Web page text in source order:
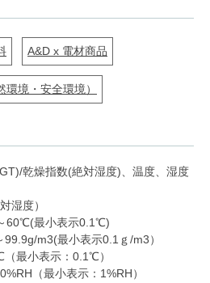
A&D x 電材商品
境・安全環境）
乾燥指数(絶対湿度)、温度、湿度
湿度）
60℃(最小表示0.1℃)
m3(最小表示0.1ｇ/m3）
最小表示：0.1℃）
（最小表示：1%RH）